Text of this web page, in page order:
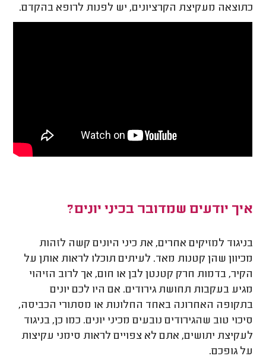
כתוצאה מעקיצת הקרציונים, יש לפנות לרופא בהקדם.
איך יודעים שמדובר בכיני יונים?
בניגוד למזיקים אחרים, את כיני היונים קשה לזהות
מכיוון שהן קטנות מאד. לעיתים תוכלו לראות אותן על
הקיר, בדמות חרק קטנטן לבן או חום, אך לרוב הזיהוי
מגיע בעקבות תחושת גירודים. אם היו לכם יונים
בתקופה האחרונה באחד החלונות או מסתורי הכביסה,
סיכוי טוב שהגירודים נובעים מכיני יונים. כמו כן, בניגוד
לעקיצת יתושים, אתם לא צפויים לראות סימני עקיצות
על גופכם.